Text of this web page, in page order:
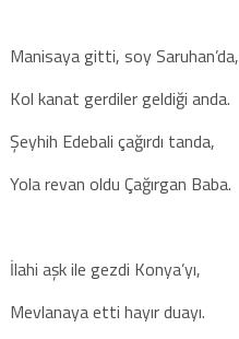
Manisaya gitti, soy Saruhan’da,
Kol kanat gerdiler geldiği anda.
Şeyhih Edebali çağırdı tanda,
Yola revan oldu Çağırgan Baba.
İlahi aşk ile gezdi Konya’yı,
Mevlanaya etti hayır duayı.